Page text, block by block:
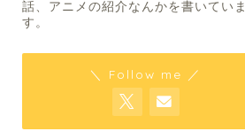
話、アニメの紹介なんかを書いていま
す。
＼ Follow me ／